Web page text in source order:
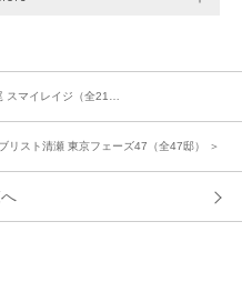
スマイレイジ（全21…
リスト清瀬 東京フェーズ47（全47邸） ＞